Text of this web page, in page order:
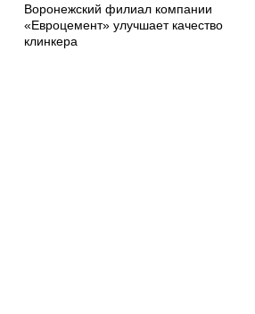
Воронежский филиал компании
«Евроцемент» улучшает качество
клинкера